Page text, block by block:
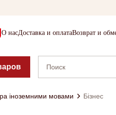
О насДоставка и оплатаВозврат и
іноземними мовами Бізнес